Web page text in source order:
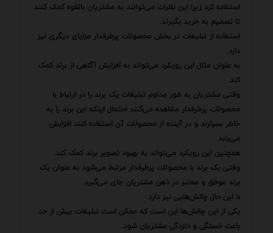
استفاده کرد زیرا این نظرات می‌توانند به مشتریان بالقوه کمک کنند
تا تصمیم به خرید بگیرند.
استفاده از تبلیغات در بخش محصولات پرطرفدار مزایای دیگری نیز
دارد.
به عنوان مثال این رویکرد می‌تواند به افزایش آگاهی از برند کمک
کند.
وقتی مشتریان به طور مداوم تبلیغات یک برند را در ارتباط با
محصولات پرطرفدار مشاهده می‌کنند احتمال اینکه این برند را به
خاطر بسپارند و در آینده از محصولات آن استفاده کنند افزایش
می‌یابد.
همچنین این رویکرد می‌تواند به بهبود تصویر برند کمک کند.
وقتی یک برند با محصولات پرطرفدار مرتبط می‌شود به عنوان یک
برند موفق و معتبر در ذهن مشتریان جای می‌گیرد.
با این حال چالش‌هایی نیز دارد.
یکی از این چالش‌ها این است که ممکن است تبلیغات بیش از حد
باعث خستگی و دلزدگی مشتریان شود.